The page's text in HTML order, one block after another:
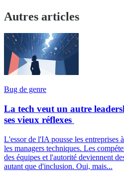
Autres articles
Bug de genre
La tech veut un autre
ses vieux réflexes
L'essor de l'IA pousse les entreprises
les managers techniques. Les
des équipes et l'autorité deviennent
autant que d'inclusion. Oui, mais...